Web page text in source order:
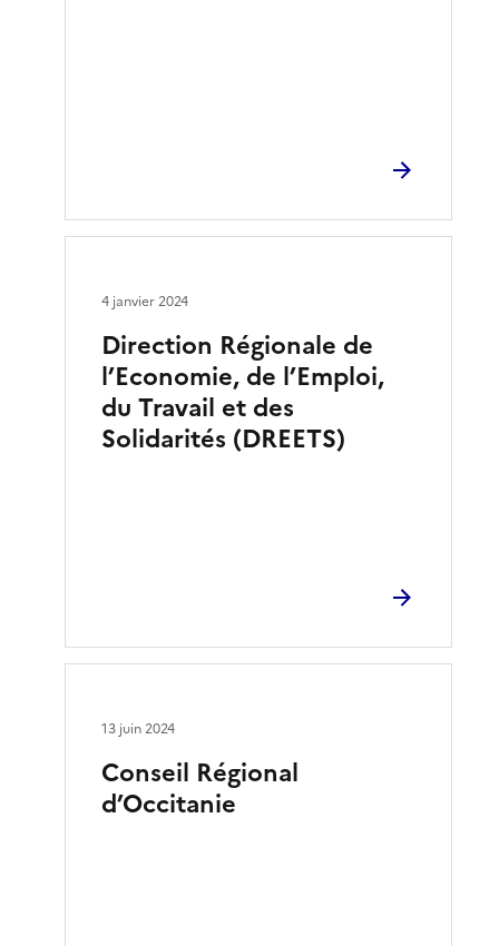
Direction Régionale de
l’Economie, de l’Emploi,
du Travail et des
Solidarités (DREETS)
4 janvier 2024
Conseil Régional
d’Occitanie
13 juin 2024